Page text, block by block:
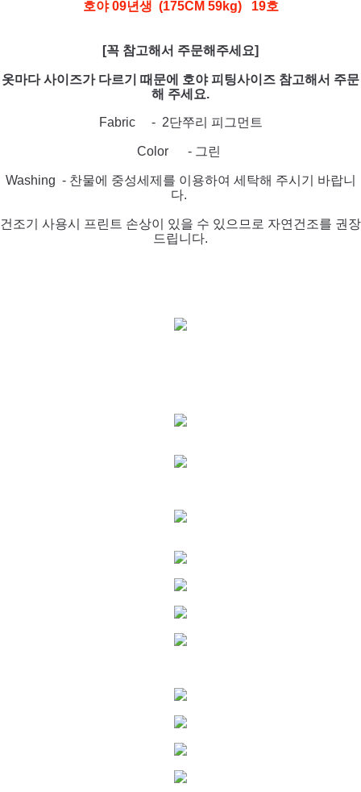
호야 09년생 (175CM 59kg) 19호
[꼭 참고해서 주문해주세요]
옷마다 사이즈가 다르기 때문에 호야 피팅사이즈 참고해서 주문
해 주세요.
Fabric - 2단쭈리 피그먼트
Color - 그린
Washing - 찬물에 중성세제를 이용하여 세탁해 주시기 바랍니
다.
건조기 사용시 프린트 손상이 있을 수 있 으므로 자연건조를 권장
드립니다.